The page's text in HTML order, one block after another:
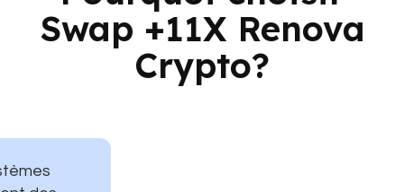
Swap +11X Renova
Crypto?